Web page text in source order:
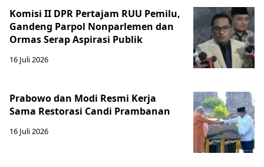
Komisi II DPR Pertajam RUU Pemilu,
Gandeng Parpol Nonparlemen dan
Ormas Serap Aspirasi Publik
16 Juli 2026
Prabowo dan Modi Resmi Kerja
Sama Restorasi Candi Prambanan
16 Juli 2026